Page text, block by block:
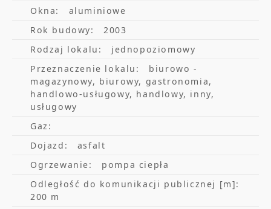
czynsz od 13,00 EUR / mkw
opłata eksploatacyjna (service charge)
23,00 PLN / mkw
Zapraszam po więcej szczegółów oraz na
Oferta dedykowana pod potrzeby najemcy
przygotowywana indywidualnie.
Okna:
aluminiowe
Rok budowy:
2003
Rodzaj lokalu:
jednopoziomowy
Przeznaczenie lokalu:
biurowo -
magazynowy, biurowy, gastronomia,
handlowo-usługowy, handlowy, inny,
usługowy
Gaz:
Dojazd:
asfalt
Ogrzewanie:
pompa ciepła
Odległość do komunikacji publicznej [m]:
200 m